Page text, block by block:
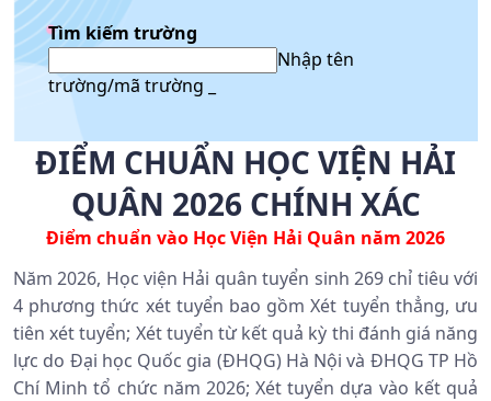
Tìm kiếm trường
Nhập tên
trường/mã trường _
ĐIỂM CHUẨN HỌC VIỆN HẢI
QUÂN 2026 CHÍNH XÁC
Điểm chuẩn vào Học Viện Hải Quân năm 2026
Năm 2026, Học viện Hải quân tuyển sinh 269 chỉ tiêu với
4 phương thức xét tuyển bao gồm Xét tuyển thẳng, ưu
tiên xét tuyển; Xét tuyển từ kết quả kỳ thi đánh giá năng
lực do Đại học Quốc gia (ĐHQG) Hà Nội và ĐHQG TP Hồ
Chí Minh tổ chức năm 2026; Xét tuyển dựa vào kết quả